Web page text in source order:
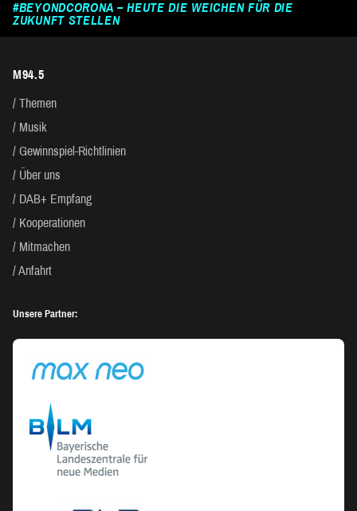
#BEYONDCORONA – HEUTE DIE WEICHEN FÜR DIE
ZUKUNFT STELLEN
M94.5
Themen
Musik
Gewinnspiel-Richtlinien
Über uns
DAB+ Empfang
Kooperationen
Mitmachen
Anfahrt
Unsere Partner: